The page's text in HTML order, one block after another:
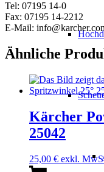
Tel: 07195 14-0
Fax: 07195 14-2212
E-Mail:
Ähnliche
Kärcher
25042
25,00 € exkl.